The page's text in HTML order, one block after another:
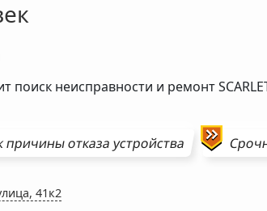
поиск неисправности и ремонт
отказа устройства
41к2